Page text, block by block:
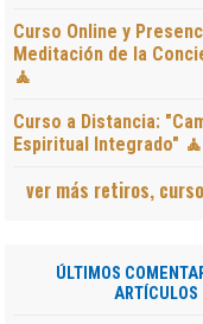
Curso Online y
Meditación de la
🧘
Curso a Distancia:
Espiritual Integrado" 🧘
ver más retiros,
ÚLTIMOS
ARTÍCULOS